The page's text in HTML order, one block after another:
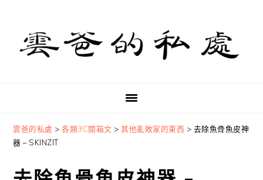
primary
navigation
content
primary
sidebar
雲爸的私處 >各類3C開箱文 >其他亂敗家的東西 > 去除魚骨魚皮神
器 – SKINZIT